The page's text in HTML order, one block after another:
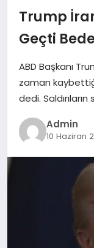
DÜNYA
EĞITIM
MAGAZIN
Trump
Geçti
ABD Başkanı
zaman
dedi.
Admin
10 Haziran